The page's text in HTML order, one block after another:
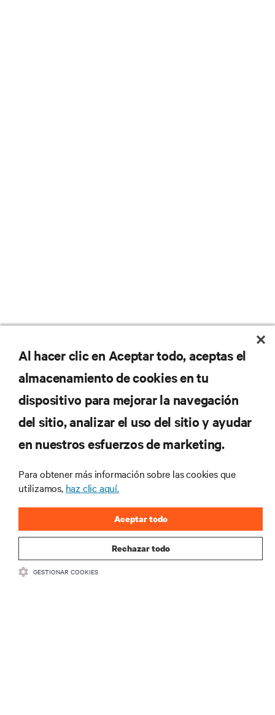
No se pierda nunca una
oferta
Regístrese en nuestra lista de correos
para recibir las últimas novedades de
industria de Vertiv.
REGISTRARSE
Al hacer clic en Aceptar todo, aceptas el
almacenamiento de cookies en tu
dispositivo para mejorar la navegación
del sitio, analizar el uso del sitio y ayudar
en nuestros esfuerzos de marketing.
Para obtener más información sobre las cookies que
utilizamos, haz clic aquí.
Rechazar todo
Aceptar todo
GESTIONAR COOKIES